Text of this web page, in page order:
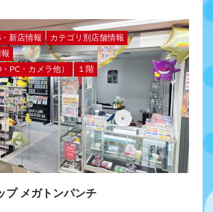
新店情報
カテゴリ別店舗情報
PC・カメラ他）
１階
プ メガトンパンチ